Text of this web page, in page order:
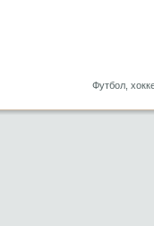
Футбол,